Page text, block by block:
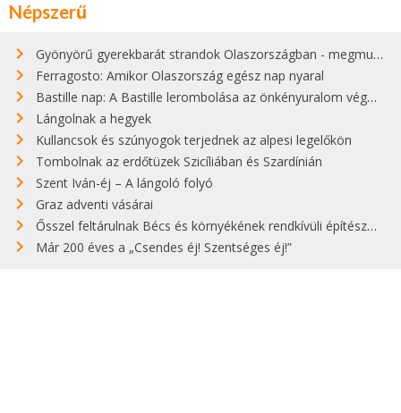
Népszerű
Gyönyörű gyerekbarát strandok Olaszországban - megmutatjuk a 15 legjobbat
Ferragosto: Amikor Olaszország egész nap nyaral
Bastille nap: A Bastille lerombolása az önkényuralom végét jelentette
Lángolnak a hegyek
Kullancsok és szúnyogok terjednek az alpesi legelőkön
Tombolnak az erdőtüzek Szicíliában és Szardínián
Szent Iván-éj – A lángoló folyó
Graz adventi vásárai
Ősszel feltárulnak Bécs és környékének rendkívüli építészeti kincsei
Már 200 éves a „Csendes éj! Szentséges éj!”